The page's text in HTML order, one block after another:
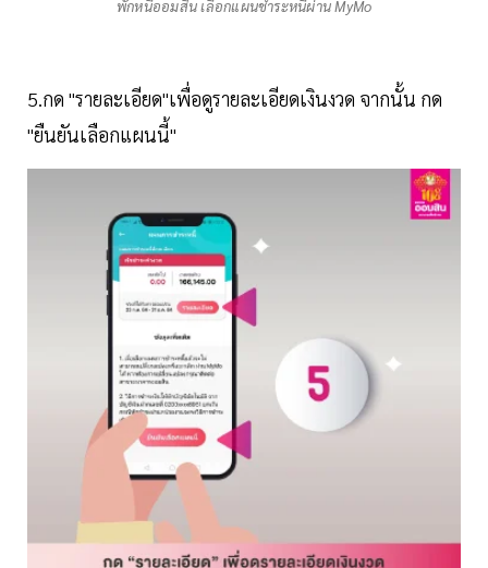
พักหนี้ออมสิน เลือกแผนชำระหนี้ผ่าน MyMo
5.กด "รายละเอียด"เพื่อดูรายละเอียดเงินงวด จากนั้น กด
"ยืนยันเลือกแผนนี้"